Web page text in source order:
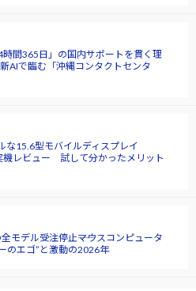
間365日」の国内サポートを貫く理
AIで臨む「沖縄コンタクトセンタ
な15.6型モバイルディスプレイ
機レビュー 試して分かったメリット
モデル受注停止――マウスコンピュータ
のエゴ”と激動の2026年